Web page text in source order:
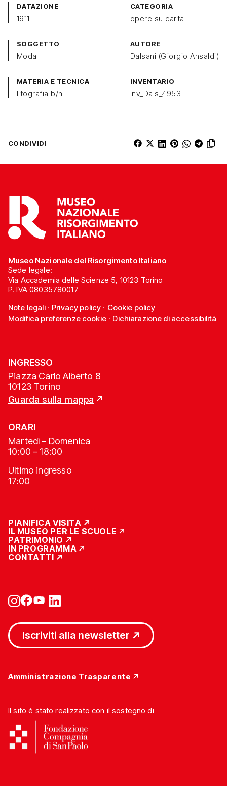
DATAZIONE
1911
CATEGORIA
opere su carta
SOGGETTO
Moda
AUTORE
Dalsani (Giorgio Ansaldi)
MATERIA E TECNICA
litografia b/n
INVENTARIO
Inv_Dals_4953
CONDIVIDI
Museo Nazionale del Risorgimento Italiano
Sede legale:
Via Accademia delle Scienze 5, 10123 Torino
P. IVA 08035780017
Note legali· Privacy policy · Cookie policy
Modifica preferenze cookie· Dichiarazione di accessibilità
INGRESSO
Piazza Carlo Alberto 8
10123 Torino
Guarda sulla mappa
ORARI
Martedì – Domenica
10:00 – 18:00
Ultimo ingresso
17:00
PIANIFICA VISITA
IL MUSEO PER LE SCUOLE
PATRIMONIO
IN PROGRAMMA
CONTATTI
Iscriviti alla newsletter
Amministrazione Trasparente
Il sito è stato realizzato con il sostegno di